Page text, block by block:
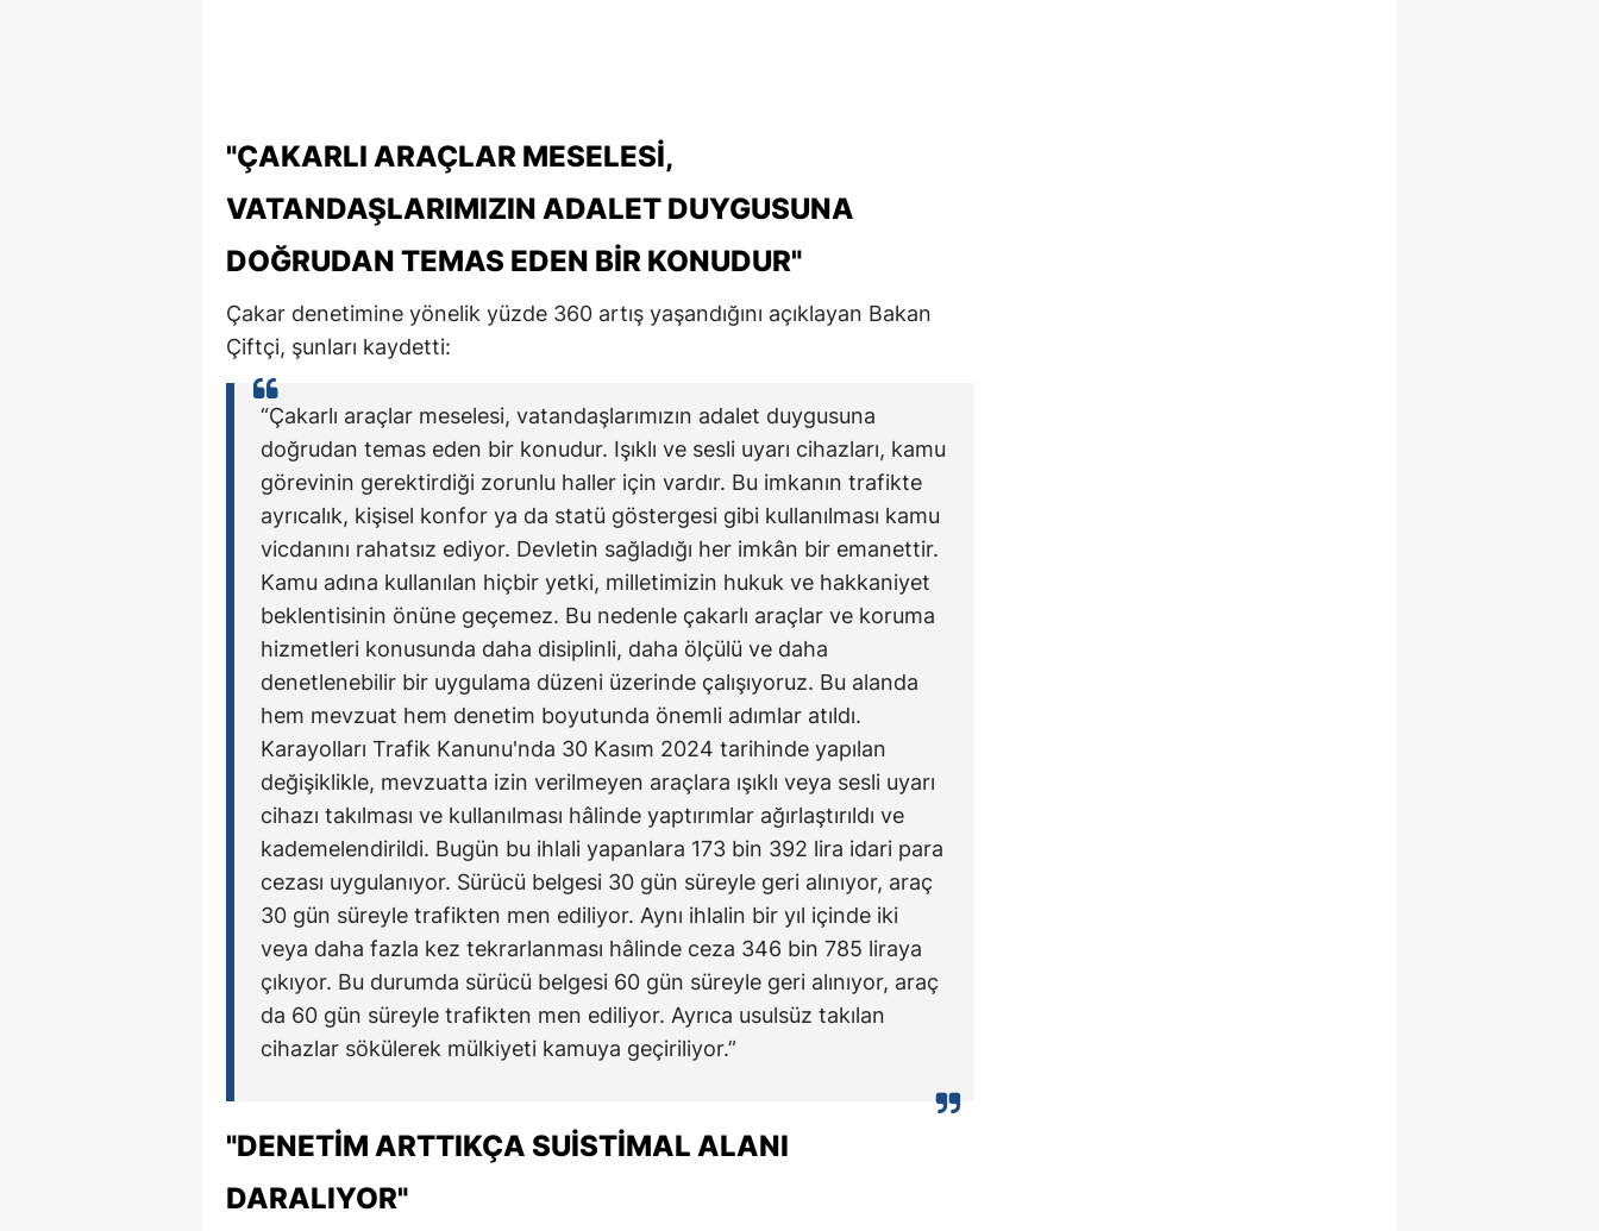
"ÇAKARLI ARAÇLAR MESELESI,
VATANDAŞLARIMIZIN ADALET DUYGUSUNA
DOĞRUDAN TEMAS EDEN BIR KONUDUR"
Çakar denetimine yönelik yüzde 360 artış yaşandığını açıklayan Bakan
Çiftçi, şunları kaydetti:
“Çakarlı araçlar meselesi, vatandaşlarımızın adalet duygusuna
doğrudan temas eden bir konudur. Işıklı ve sesli uyarı cihazları, kamu
görevinin gerektirdiği zorunlu haller için vardır. Bu imkanın trafikte
ayrıcalık, kişisel konfor ya da statü göstergesi gibi kullanılması kamu
vicdanını rahatsız ediyor. Devletin sağladığı her imkân bir emanettir.
Kamu adına kullanılan hiçbir yetki, milletimizin hukuk ve hakkaniyet
beklentisinin önüne geçemez. Bu nedenle çakarlı araçlar ve koruma
hizmetleri konusunda daha disiplinli, daha ölçülü ve daha
denetlenebilir bir uygulama düzeni üzerinde çalışıyoruz. Bu alanda
hem mevzuat hem denetim boyutunda önemli adımlar atıldı.
Karayolları Trafik Kanunu'nda 30 Kasım 2024 tarihinde yapılan
değişiklikle, mevzuatta izin verilmeyen araçlara ışıklı veya sesli uyarı
cihazı takılması ve kullanılması hâlinde yaptırımlar ağırlaştırıldı ve
kademelendirildi. Bugün bu ihlali yapanlara 173 bin 392 lira idari para
cezası uygulanıyor. Sürücü belgesi 30 gün süreyle geri alınıyor, araç
30 gün süreyle trafikten men ediliyor. Aynı ihlalin bir yıl içinde iki
veya daha fazla kez tekrarlanması hâlinde ceza 346 bin 785 liraya
çıkıyor. Bu durumda sürücü belgesi 60 gün süreyle geri alınıyor, araç
da 60 gün süreyle trafikten men ediliyor. Ayrıca usulsüz takılan
cihazlar sökülerek mülkiyeti kamuya geçiriliyor.”
"DENETIM ARTTIKÇA SUISTIMAL ALANI
DARALIYOR"